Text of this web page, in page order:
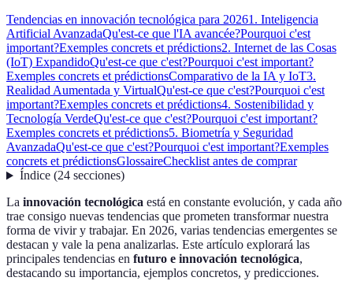
Tendencias en innovación tecnológica para 20261. Inteligencia
Artificial AvanzadaQu'est-ce que l'IA avancée?Pourquoi c'est
important?Exemples concrets et prédictions2. Internet de las Cosas
(IoT) ExpandidoQu'est-ce que c'est?Pourquoi c'est important?
Exemples concrets et prédictionsComparativo de la IA y IoT3.
Realidad Aumentada y VirtualQu'est-ce que c'est?Pourquoi c'est
important?Exemples concrets et prédictions4. Sostenibilidad y
Tecnología VerdeQu'est-ce que c'est?Pourquoi c'est important?
Exemples concrets et prédictions5. Biometría y Seguridad
AvanzadaQu'est-ce que c'est?Pourquoi c'est important?Exemples
concrets et prédictionsGlossaireChecklist antes de comprar
Índice(24 secciones)
La innovación tecnológica está en constante evolución, y cada año
trae consigo nuevas tendencias que prometen transformar nuestra
forma de vivir y trabajar. En 2026, varias tendencias emergentes se
destacan y vale la pena analizarlas. Este artículo explorará las
principales tendencias en futuro e innovación tecnológica,
destacando su importancia, ejemplos concretos, y predicciones.